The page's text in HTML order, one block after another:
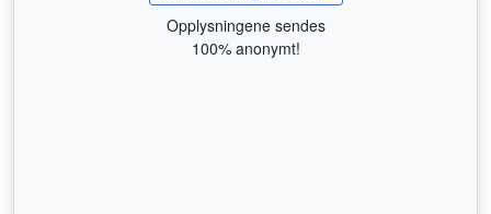
Opplysningene sendes
100% anonymt!